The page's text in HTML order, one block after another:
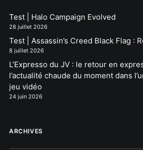
Test | Halo Campaign Evolved
28 juillet 2026
Test | Assassin’s Creed Black Flag :
8 juillet 2026
L’Expresso du JV : le retour en
l’actualité chaude du moment dans
jeu vidéo
24 juin 2026
ARCHIVES